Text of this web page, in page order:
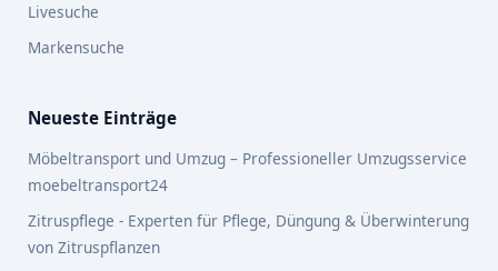
Livesuche
Markensuche
Neueste Einträge
Möbeltransport und Umzug – Professioneller Umzugsservice
moebeltransport24
Zitruspflege - Experten für Pflege, Düngung & Überwinterung
von Zitruspflanzen